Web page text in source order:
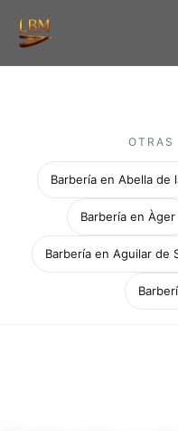
Barbería en Abella de
Barbería en Àger
Barbería en Aguilar de